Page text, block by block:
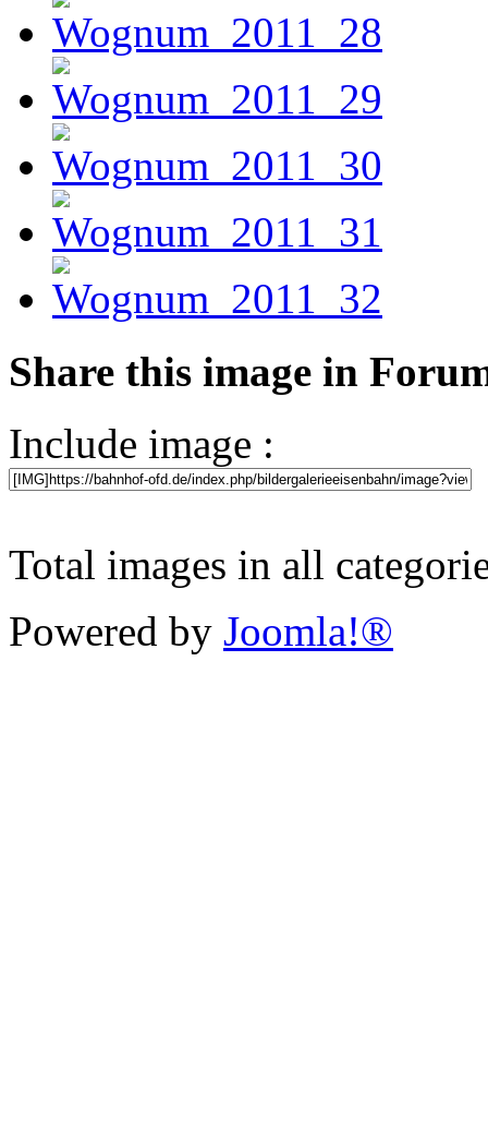
Share this image in
Include image :
Total images in all
Powered by Joomla!®